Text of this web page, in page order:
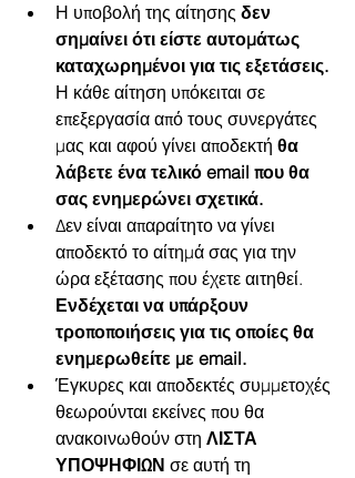
Η υποβολή της αίτησης δεν
σημαίνει ότι είστε αυτομάτως
καταχωρημένοι για τις εξετάσεις.
Η κάθε αίτηση υπόκειται σε
επεξεργασία από τους συνεργάτες
μας και αφού γίνει αποδεκτή θα
λάβετε ένα τελικό email που θα
σας ενημερώνει σχετικά.
Δεν είναι απαραίτητο να γίνει
αποδεκτό το αίτημά σας για την
ώρα εξέτασης που έχετε αιτηθεί.
Ενδέχεται να υπάρξουν
τροποποιήσεις για τις οποίες θα
ενημερωθείτε με email.
Έγκυρες και αποδεκτές συμμετοχές
θεωρούνται εκείνες που θα
ανακοινωθούν στη ΛΙΣΤΑ
ΥΠΟΨΗΦΙΩΝ σε αυτή τη